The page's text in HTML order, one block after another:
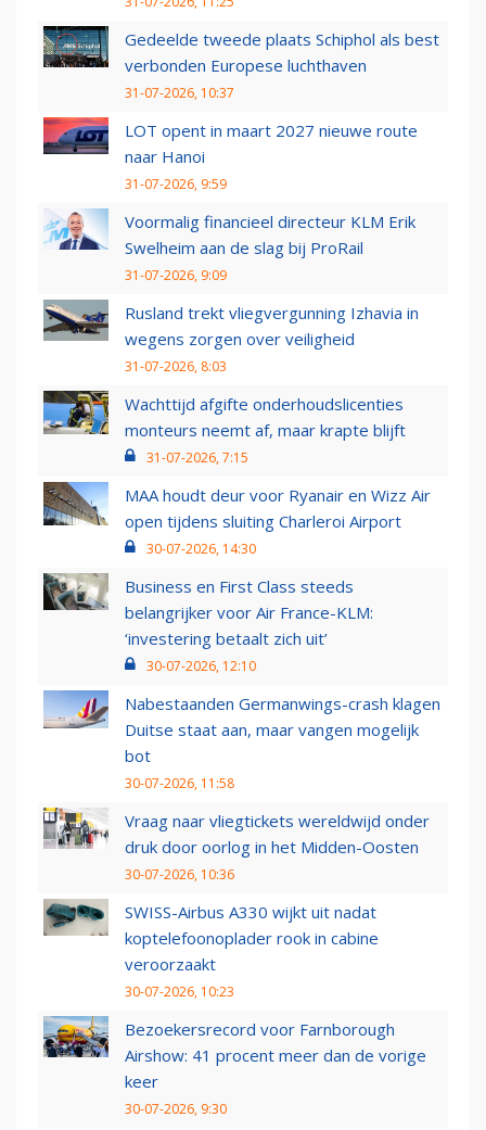
Gedeelde tweede plaats Schiphol als best
verbonden Europese luchthaven
31-07-2026, 10:37
LOT opent in maart 2027 nieuwe route
naar Hanoi
31-07-2026, 9:59
Voormalig financieel directeur KLM Erik
Swelheim aan de slag bij ProRail
31-07-2026, 9:09
Rusland trekt vliegvergunning Izhavia in
wegens zorgen over veiligheid
31-07-2026, 8:03
Wachttijd afgifte onderhoudslicenties
monteurs neemt af, maar krapte blijft
31-07-2026, 7:15
MAA houdt deur voor Ryanair en Wizz Air
open tijdens sluiting Charleroi Airport
30-07-2026, 14:30
Business en First Class steeds
belangrijker voor Air France-KLM:
‘investering betaalt zich uit’
30-07-2026, 12:10
Nabestaanden Germanwings-crash klagen
Duitse staat aan, maar vangen mogelijk
bot
30-07-2026, 11:58
Vraag naar vliegtickets wereldwijd onder
druk door oorlog in het Midden-Oosten
30-07-2026, 10:36
SWISS-Airbus A330 wijkt uit nadat
koptelefoonoplader rook in cabine
veroorzaakt
30-07-2026, 10:23
Bezoekersrecord voor Farnborough
Airshow: 41 procent meer dan de vorige
keer
30-07-2026, 9:30